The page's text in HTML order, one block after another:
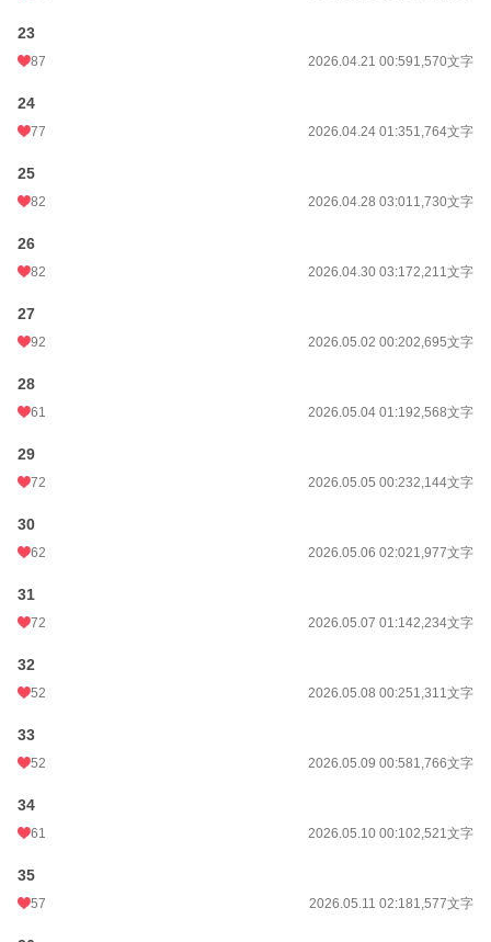
23
87 2026.04.21 00:591,570文字
24
77 2026.04.24 01:351,764文字
25
82 2026.04.28 03:011,730文字
26
82 2026.04.30 03:172,211文字
27
92 2026.05.02 00:202,695文字
28
61 2026.05.04 01:192,568文字
29
72 2026.05.05 00:232,144文字
30
62 2026.05.06 02:021,977文字
31
72 2026.05.07 01:142,234文字
32
52 2026.05.08 00:251,311文字
33
52 2026.05.09 00:581,766文字
34
61 2026.05.10 00:102,521文字
35
57 2026.05.11 02:181,577文字